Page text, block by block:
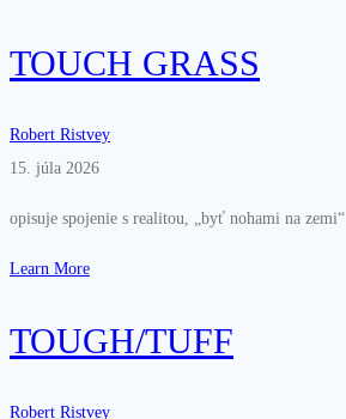
TOUCH GRASS
Robert Ristvey
15. júla 2026
opisuje spojenie s realitou, „byť nohami na zemi“
Learn More
TOUGH/TUFF
Robert Ristvey